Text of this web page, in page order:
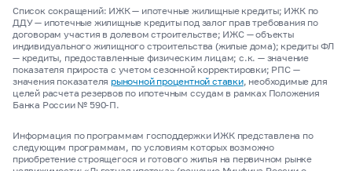
Список сокращений: ИЖК — ипотечные жилищные кредиты; ИЖК по
ДДУ — ипотечные жилищные кредиты под залог прав требования по
договорам участия в долевом строительстве; ИЖС — объекты
индивидуального жилищного строительства (жилые дома); кредиты ФЛ
— кредиты, предоставленные физическим лицам; с.к. — значение
показателя прироста с учетом сезонной корректировки; РПС —
значения показателя рыночной процентной ставки, необходимые для
целей расчета резервов по ипотечным ссудам в рамках Положения
Банка России № 590-П.
Информация по программам господдержки ИЖК представлена по
следующим программам, по условиям которых возможно
приобретение строящегося и готового жилья на первичном рынке